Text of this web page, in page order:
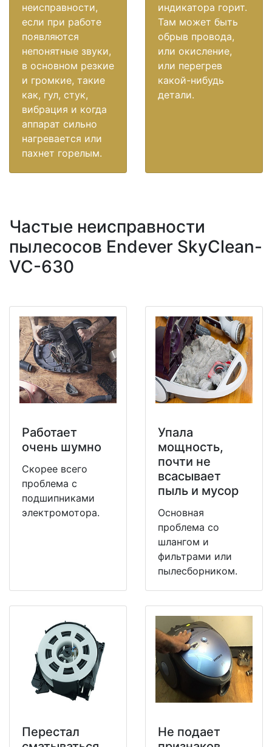
неисправности,
если при работе
появляются
непонятные звуки,
в основном резкие
и громкие, такие
как, гул, стук,
вибрация и когда
аппарат сильно
нагревается или
пахнет горелым.
индикатора горит.
Там может быть
обрыв провода,
или окисление,
или перегрев
какой-нибудь
детали.
Частые неисправности
пылесосов Endever SkyClean-
VC-630
Работает
очень шумно
Скорее всего
проблема с
подшипниками
электромотора.
Упала
мощность,
почти не
всасывает
пыль и мусор
Основная
проблема со
шлангом и
фильтрами или
пылесборником.
Перестал
Не подает